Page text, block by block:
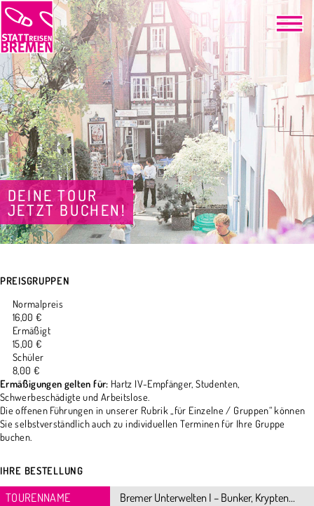
DEINE TOUR
JETZT BUCHEN!
PREISGRUPPEN
Normalpreis
16,00 €
Ermäßigt
15,00 €
Schüler
8,00 €
Ermäßigungen gelten für: Hartz IV-Empfänger, Studenten,
Schwerbeschädigte und Arbeitslose.
Die offenen Führungen in unserer Rubrik „für Einzelne / Gruppen“ können
Sie selbstverständlich auch zu individuellen Terminen für Ihre Gruppe
buchen.
IHRE BESTELLUNG
TOURENNAME